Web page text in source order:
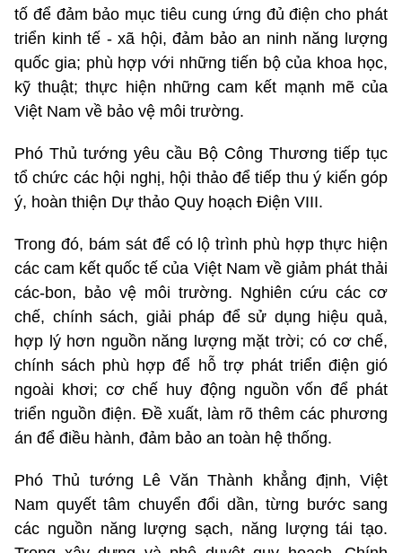
tố để đảm bảo mục tiêu cung ứng đủ điện cho phát
triển kinh tế - xã hội, đảm bảo an ninh năng lượng
quốc gia; phù hợp với những tiến bộ của khoa học,
kỹ thuật; thực hiện những cam kết mạnh mẽ của
Việt Nam về bảo vệ môi trường.
Phó Thủ tướng yêu cầu Bộ Công Thương tiếp tục
tổ chức các hội nghị, hội thảo để tiếp thu ý kiến góp
ý, hoàn thiện Dự thảo Quy hoạch Điện VIII.
Trong đó, bám sát để có lộ trình phù hợp thực hiện
các cam kết quốc tế của Việt Nam về giảm phát thải
các-bon, bảo vệ môi trường. Nghiên cứu các cơ
chế, chính sách, giải pháp để sử dụng hiệu quả,
hợp lý hơn nguồn năng lượng mặt trời; có cơ chế,
chính sách phù hợp để hỗ trợ phát triển điện gió
ngoài khơi; cơ chế huy động nguồn vốn để phát
triển nguồn điện. Đề xuất, làm rõ thêm các phương
án để điều hành, đảm bảo an toàn hệ thống.
Phó Thủ tướng Lê Văn Thành khẳng định, Việt
Nam quyết tâm chuyển đổi dần, từng bước sang
các nguồn năng lượng sạch, năng lượng tái tạo.